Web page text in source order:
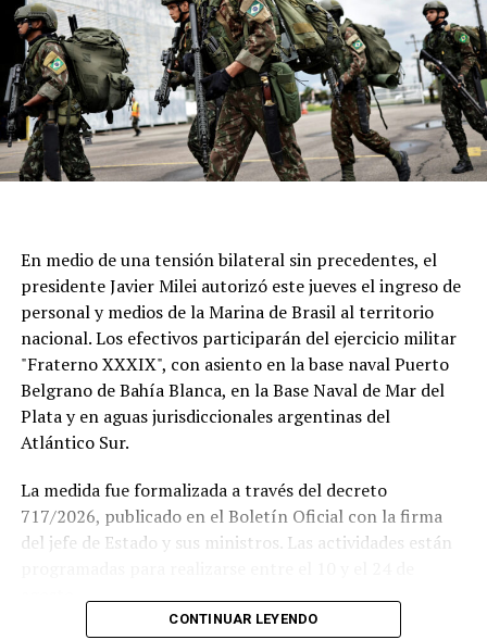
para acompañar al santo y renovar una tradición que
atraviesa generaciones.
En medio de una tensión bilateral sin precedentes, el
presidente Javier Milei autorizó este jueves el ingreso de
personal y medios de la Marina de Brasil al territorio
nacional. Los efectivos participarán del ejercicio militar
"Fraterno XXXIX", con asiento en la base naval Puerto
Belgrano de Bahía Blanca, en la Base Naval de Mar del
Plata y en aguas jurisdiccionales argentinas del
Atlántico Sur.
La medida fue formalizada a través del decreto
717/2026, publicado en el Boletín Oficial con la firma
del jefe de Estado y sus ministros. Las actividades están
CONTINUAR LEYENDO